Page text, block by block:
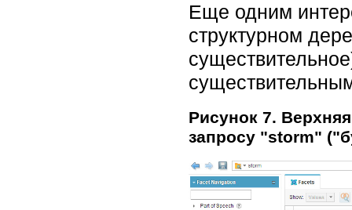
Еще одним
структурном
Рисунок 7.
запросу "storm"